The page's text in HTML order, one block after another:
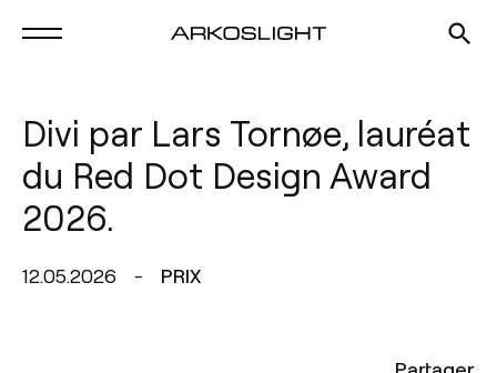
Divi par Lars Tornøe, lauréat
du Red Dot Design Award
2026.
12.05.2026 PRIX